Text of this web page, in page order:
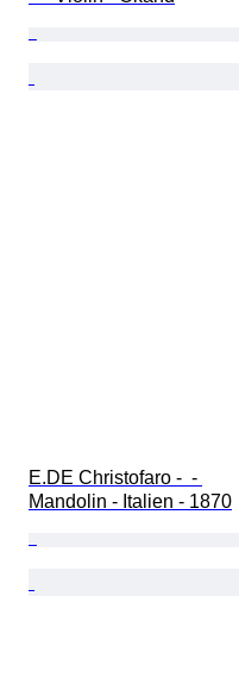
E.DE Christofaro -  -
Mandolin - Italien - 1870